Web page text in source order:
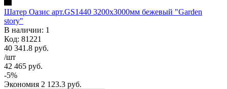
Шатер Оазис арт.GS1440 3200х3000мм бежевый "Garden
story"
В наличии: 1
Код: 81221
40 341.8 руб.
/шт
42 465 руб.
-5%
Экономия 2 123.3 руб.